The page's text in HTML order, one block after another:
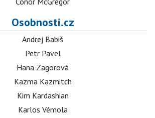
Osobnosti.cz
Andrej Babiš
Petr Pavel
Hana Zagorová
Kazma Kazmitch
Kim Kardashian
Karlos Vémola